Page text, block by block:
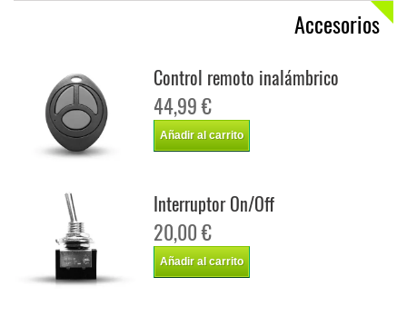
Accesorios
Control remoto inalámbrico
44,99 €
Añadir al carrito
Interruptor On/Off
20,00 €
Añadir al carrito